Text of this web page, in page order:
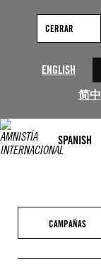
ENGLISH
简中
CERRAR
SPANISH
contenido
CAMPAÑAS